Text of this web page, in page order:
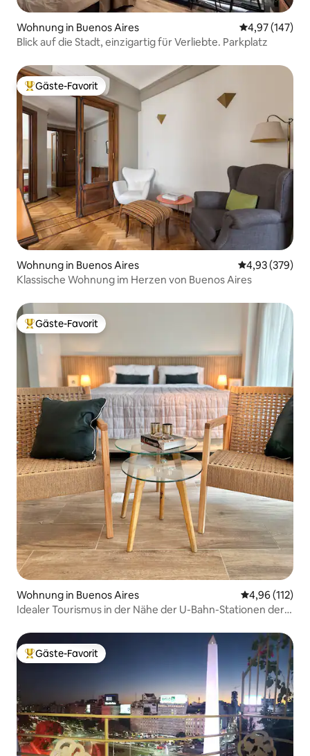
Wohnung in Buenos Aires
4,97 (147)
Blick auf die Stadt, einzigartig für Verliebte. Parkplatz
Beliebter Gäste-Favorit.
Gäste-Favorit
Wohnung in Buenos Aires
4,93 (379)
Klassische Wohnung im Herzen von Buenos Aires
Beliebter Gäste-Favorit.
Gäste-Favorit
Wohnung in Buenos Aires
4,96 (112)
Idealer Tourismus in der Nähe der U-Bahn-Stationen der
Beliebter Gäste-Favorit.
Gäste-Favorit